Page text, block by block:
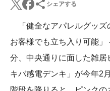
シェアする
「健全なアパレルグッズ
お客様でも立ち入り可能
分、中央通りに面した雑
キバ感電デンキ」が今年2